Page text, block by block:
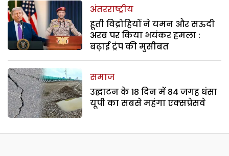
अंतरराष्ट्रीय
हूती विद्रोहियों ने यमन और सऊदी
अरब पर किया भयंकर हमला :
बढ़ाई ट्रंप की मुसीबत
समाज
उद्घाटन के 18 दिन में 84 जगह धंसा
यूपी का सबसे महंगा एक्सप्रेसवे